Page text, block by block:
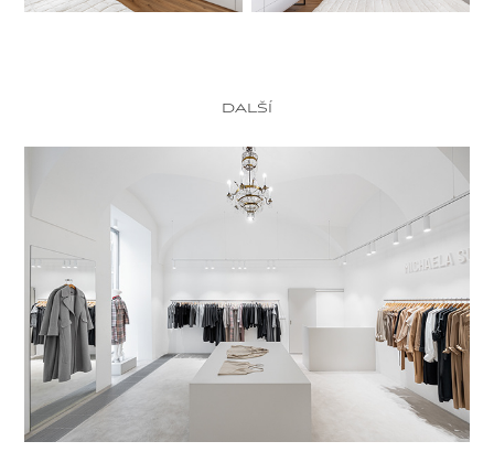
další